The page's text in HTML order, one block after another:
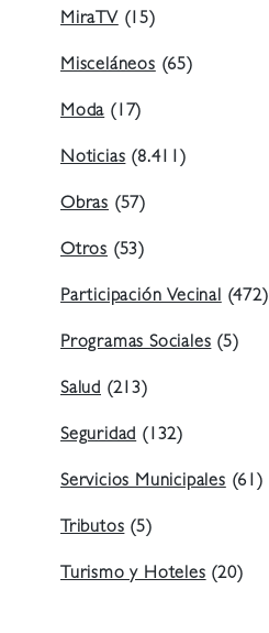
MiraTV(15)
Misceláneos(65)
Moda(17)
Noticias(8.411)
Obras (57)
Otros (53)
Participación Vecinal(472)
Programas Sociales(5)
Salud (213)
Seguridad(132)
Servicios Municipales(61)
Tributos(5)
Turismo y Hoteles(20)